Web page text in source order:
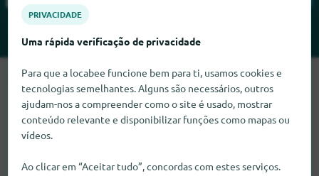
Lamentamos, mas não conseguimos encontrar Tecnologia de
satélite neste momento. Se souber onde encontrar
Tecnologia de satélite, ficaríamos muito satisfeitos se nos
informasse.
PRIVACIDADE
Uma rápida verificação de privacidade
Para que a locabee funcione bem para ti, usamos cookies e
tecnologias semelhantes. Alguns são necessários, outros
ajudam-nos a compreender como o site é usado, mostrar
conteúdo relevante e disponibilizar funções como mapas ou
vídeos.
Ao clicar em “Aceitar tudo”, concordas com estes serviços.